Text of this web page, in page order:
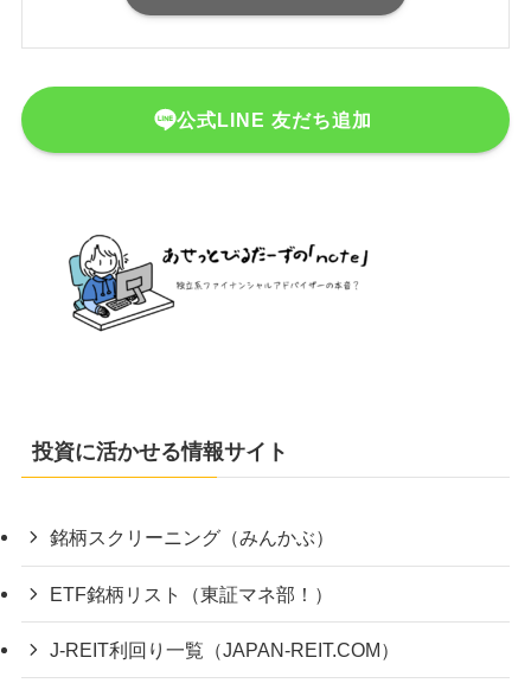
公式LINE 友だち追加
投資に活かせる情報サイト
銘柄スクリーニング（みんかぶ）
ETF銘柄リスト（東証マネ部！）
J-REIT利回り一覧（JAPAN-REIT.COM）